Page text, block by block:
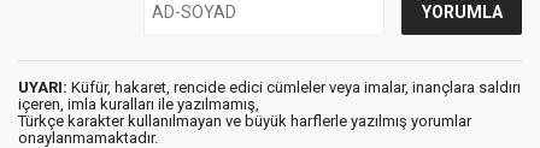
UYARI: Küfür, hakaret, rencide edici cümleler veya imalar, inançlara saldırı
içeren, imla kuralları ile yazılmamış,
Türkçe karakter kullanılmayan ve büyük harflerle yazılmış yorumlar
onaylanmamaktadır.